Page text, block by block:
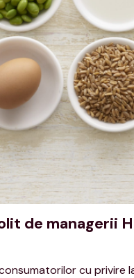
de managerii
cu privire